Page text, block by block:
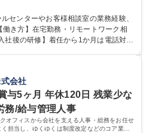
に活かしていく上で、窓口となるお客
。お客様からの声に迅速かつ誠意をも
ループ内活動に反映しています。 【具
中野本社【お客様
良い商品づくりへ貢献
センターやお客様相談室の業務経験、
き方】在宅勤務・リモートワーク相
いて】キリングループの広報機能を担
大切にし、磨き上げたホスピタリティ
ながら広報関連業務を行っておりま
会社
与5ヶ月 年休120日 残業少な
務/給与管理人事
オフィスから会社を支える人事・総務をお任せ
担当し、ゆくゆくは制度改定などのコア業務